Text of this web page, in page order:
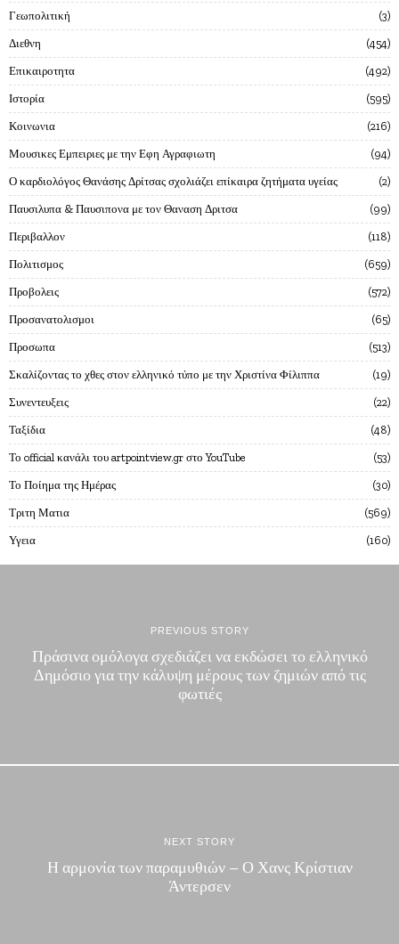
Γεωπολιτική 3
Διεθνη 454
Επικαιροτητα 492
Ιστορία 595
Κοινωνια 216
Μουσικες Εμπειριες με την Εφη Αγραφιωτη 94
Ο καρδιολόγος Θανάσης Δρίτσας σχολιάζει επίκαιρα ζητήματα υγείας 2
Παυσιλυπα & Παυσιπονα με τον Θαναση Δριτσα 99
Περιβαλλον 118
Πολιτισμος 659
Προβολεις 572
Προσανατολισμοι 65
Προσωπα 513
Σκαλίζοντας το χθες στον ελληνικό τύπο με την Χριστίνα Φίλιππα 19
Συνεντευξεις 22
Ταξίδια 48
Το official κανάλι του artpointview.gr στο YouTube 53
Το Ποίημα της Ημέρας 30
Τριτη Ματια 569
Υγεια 160
PREVIOUS STORY
Πράσινα ομόλογα σχεδιάζει να εκδώσει το ελληνικό
Δημόσιο για την κάλυψη μέρους των ζημιών από τις
φωτιές
NEXT STORY
Η αρμονία των παραμυθιών – Ο Χανς Κρίστιαν
Άντερσεν